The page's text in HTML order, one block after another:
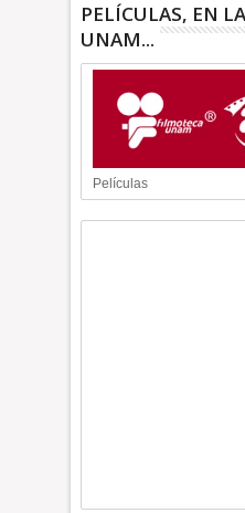
PELÍCULAS, EN
UNAM...
Películas